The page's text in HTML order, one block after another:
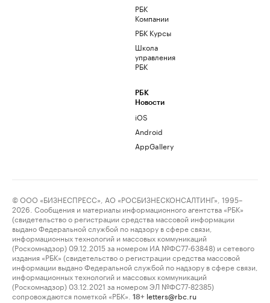
РБК
Компании
РБК Курсы
Школа
управления
РБК
РБК
Новости
iOS
Android
AppGallery
© ООО «БИЗНЕСПРЕСС», АО «РОСБИЗНЕСКОНСАЛТИНГ», 1995–
2026. Сообщения и материалы информационного агентства «РБК»
(свидетельство о регистрации средства массовой информации
выдано Федеральной службой по надзору в сфере связи,
информационных технологий и массовых коммуникаций
(Роскомнадзор) 09.12.2015 за номером ИА №ФС77-63848) и сетевого
издания «РБК» (свидетельство о регистрации средства массовой
информации выдано Федеральной службой по надзору в сфере связи,
информационных технологий и массовых коммуникаций
(Роскомнадзор) 03.12.2021 за номером ЭЛ №ФС77-82385)
сопровождаются пометкой «РБК».
18+ letters@rbc.ru